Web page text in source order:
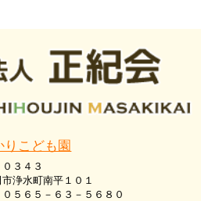
りこども園
３４３
浄水町南平１０１
５６５－６３－５６８０